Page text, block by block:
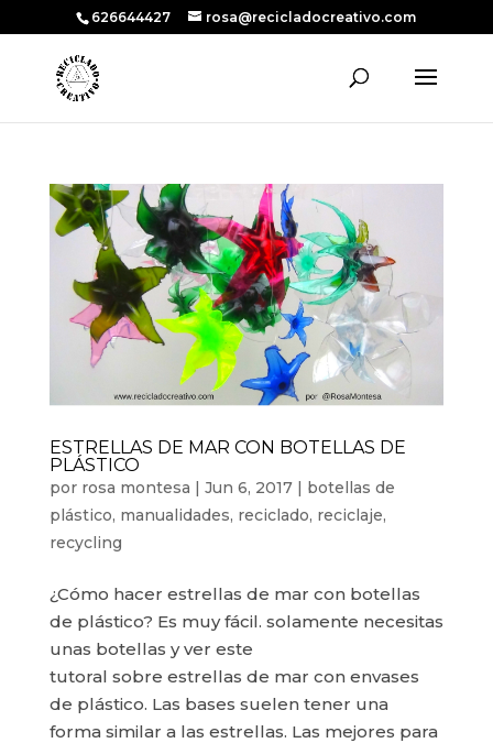
626644427 rosa@recicladocreativo.com
ESTRELLAS DE MAR CON BOTELLAS DE
PLÁSTICO
por rosa montesa | Jun 6, 2017| botellas de
plástico, manualidades, reciclado, reciclaje,
recycling
¿Cómo hacer estrellas de mar con botellas
de plástico? Es muy fácil. solamente necesitas
unas botellas y ver este
tutoral sobre estrellas de mar con envases
de plástico. Las bases suelen tener una
forma similar a las estrellas. Las mejores para